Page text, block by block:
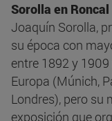
Sorolla en Roncal
Joaquín Sorolla,
su época con
entre 1892 y
Europa (Múnich,
Londres), pero su
exposición que